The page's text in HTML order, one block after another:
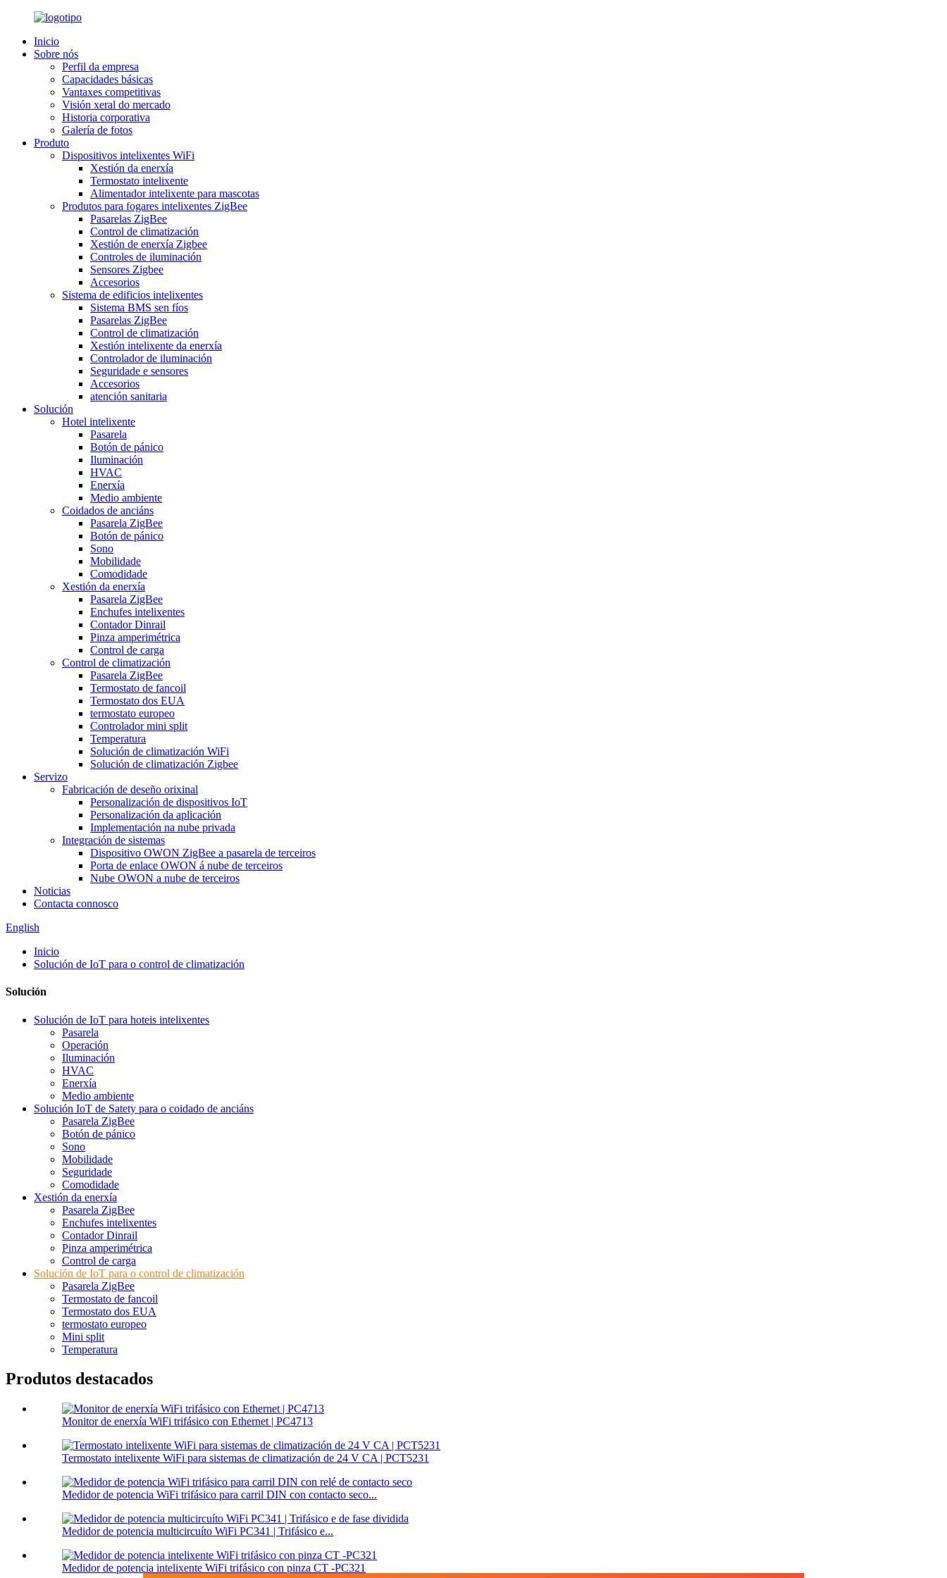
Inicio
Sobre nós
Perfil da empresa
Capacidades básicas
Vantaxes competitivas
Visión xeral do mercado
Historia corporativa
Galería de fotos
Produto
Dispositivos intelixentes WiFi
Xestión da enerxía
Termostato intelixente
Alimentador intelixente para mascotas
Produtos para fogares intelixentes ZigBee
Pasarelas ZigBee
Control de climatización
Xestión de enerxía Zigbee
Controles de iluminación
Sensores Zigbee
Accesorios
Sistema de edificios intelixentes
Sistema BMS sen fíos
Pasarelas ZigBee
Control de climatización
Xestión intelixente da enerxía
Controlador de iluminación
Seguridade e sensores
Accesorios
atención sanitaria
Solución
Hotel intelixente
Pasarela
Botón de pánico
Iluminación
HVAC
Enerxía
Medio ambiente
Coidados de anciáns
Pasarela ZigBee
Botón de pánico
Sono
Mobilidade
Comodidade
Xestión da enerxía
Pasarela ZigBee
Enchufes intelixentes
Contador Dinrail
Pinza amperimétrica
Control de carga
Control de climatización
Pasarela ZigBee
Termostato de fancoil
Termostato dos EUA
termostato europeo
Controlador mini split
Temperatura
Solución de climatización WiFi
Solución de climatización Zigbee
Servizo
Fabricación de deseño orixinal
Personalización de dispositivos IoT
Personalización da aplicación
Implementación na nube privada
Integración de sistemas
Dispositivo OWON ZigBee a pasarela de terceiros
Porta de enlace OWON á nube de terceiros
Nube OWON a nube de terceiros
Noticias
Contacta connosco
English
Inicio
Solución de IoT para o control de climatización
Solución
Solución de IoT para hoteis intelixentes
Pasarela
Operación
Iluminación
HVAC
Enerxía
Medio ambiente
Solución IoT de Satety para o coidado de anciáns
Pasarela ZigBee
Botón de pánico
Sono
Mobilidade
Seguridade
Comodidade
Xestión da enerxía
Pasarela ZigBee
Enchufes intelixentes
Contador Dinrail
Pinza amperimétrica
Control de carga
Solución de IoT para o control de climatización
Pasarela ZigBee
Termostato de fancoil
Termostato dos EUA
termostato europeo
Mini split
Temperatura
Produtos destacados
Monitor de enerxía WiFi trifásico con Ethernet | PC4713
Termostato intelixente WiFi para sistemas de climatización de 24 V CA | PCT5231
Medidor de potencia WiFi trifásico para carril DIN con contacto seco...
Medidor de potencia multicircuíto WiFi PC341 | Trifásico e...
Medidor de potencia intelixente WiFi trifásico con pinza CT -PC321